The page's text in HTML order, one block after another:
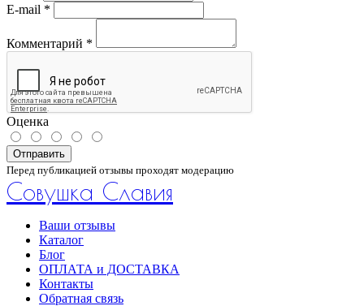
E-mail *
Комментарий *
Оценка
Отправить
Перед публикацией отзывы проходят модерацию
Совушка Славия
Ваши отзывы
Каталог
Блог
ОПЛАТА и ДОСТАВКА
Контакты
Обратная связь